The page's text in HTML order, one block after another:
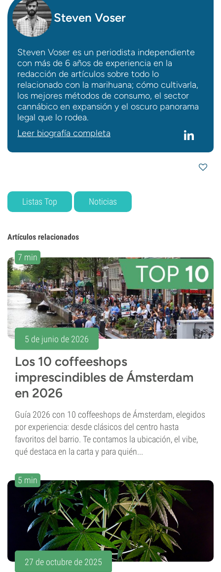
Steven Voser
Steven Voser es un periodista independiente
con más de 6 años de experiencia en la
redacción de artículos sobre todo lo
relacionado con la marihuana; cómo cultivarla,
los mejores métodos de consumo, el sector
cannábico en expansión y el oscuro panorama
legal que lo rodea.
Leer biografía completa
Listas Top Noticias
Artículos relacionados
7 min
5 de junio de 2026
Los 10 coffeeshops
imprescindibles de Ámsterdam
en 2026
Guía 2026 con 10 coffeeshops de Ámsterdam, elegidos
por experiencia: desde clásicos del centro hasta
favoritos del barrio. Te contamos la ubicación, el vibe,
qué destaca en la carta y para quién...
5 min
27 de octubre de 2025